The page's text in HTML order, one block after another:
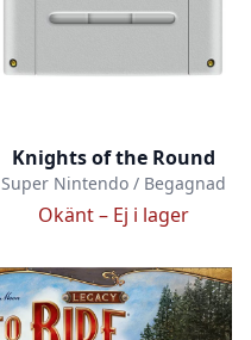
Knights of the Round
Super Nintendo / Begagnad
Okänt – Ej i lager